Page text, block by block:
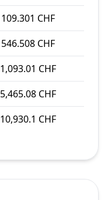
109.301 CHF
546.508 CHF
1,093.01 CHF
5,465.08 CHF
10,930.1 CHF